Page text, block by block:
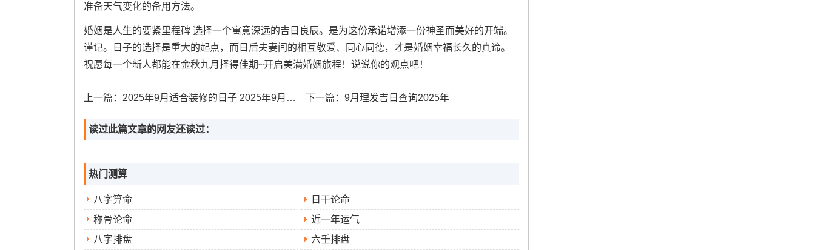
准备天气变化的备用方法。
婚姻是人生的要紧里程碑 选择一个寓意深远的吉日良辰。是为这份承诺增添一份神圣而美好的开端。
谨记。日子的选择是重大的起点，而日后夫妻间的相互敬爱、同心同德，才是婚姻幸福长久的真谛。
祝愿每一个新人都能在金秋九月择得佳期~开启美满婚姻旅程！说说你的观点吧！
上一篇： 2025年9月适合装修的日子 2025年9月份装修的最佳日子 下一篇：9月理发吉日查询2025年
读过此篇文章的网友还读过：
热门测算
八字算命
日干论命
称骨论命
近一年运气
八字排盘
六壬排盘